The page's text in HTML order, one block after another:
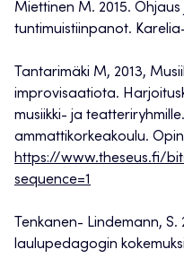
Miettinen M. 2015.
tuntimuistiinpanot.
Tantarimäki M, 2013,
improvisaatiota.
musiikki- ja
ammattikorkeakoulu.
https://www.theseus.fi/
sequence=1
Tenkanen- Lindemann, S.
laulupedagogin